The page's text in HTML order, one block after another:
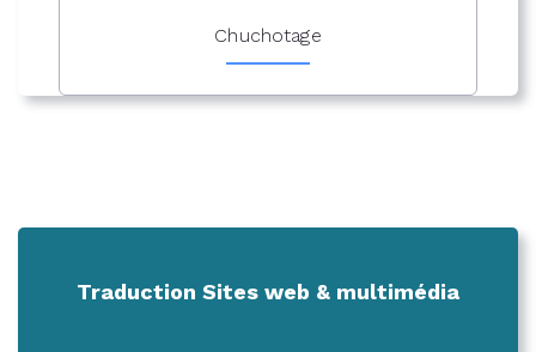
Chuchotage
Traduction Sites web & multimédia